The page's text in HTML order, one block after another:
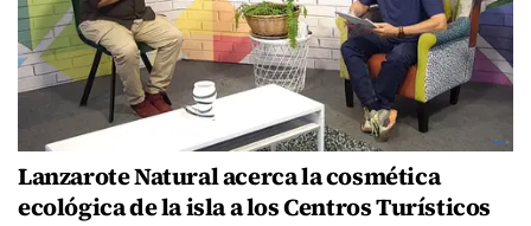
Lanzarote Natural acerca la cosmética
ecológica de la isla a los Centros Turísticos